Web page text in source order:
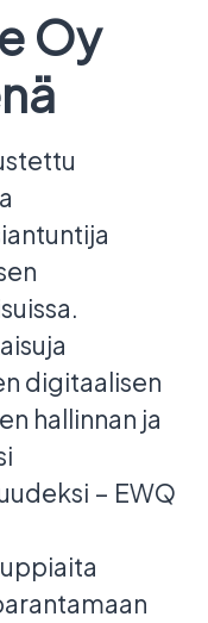
Oy
digitaalisen
hallinnan ja
– EWQ